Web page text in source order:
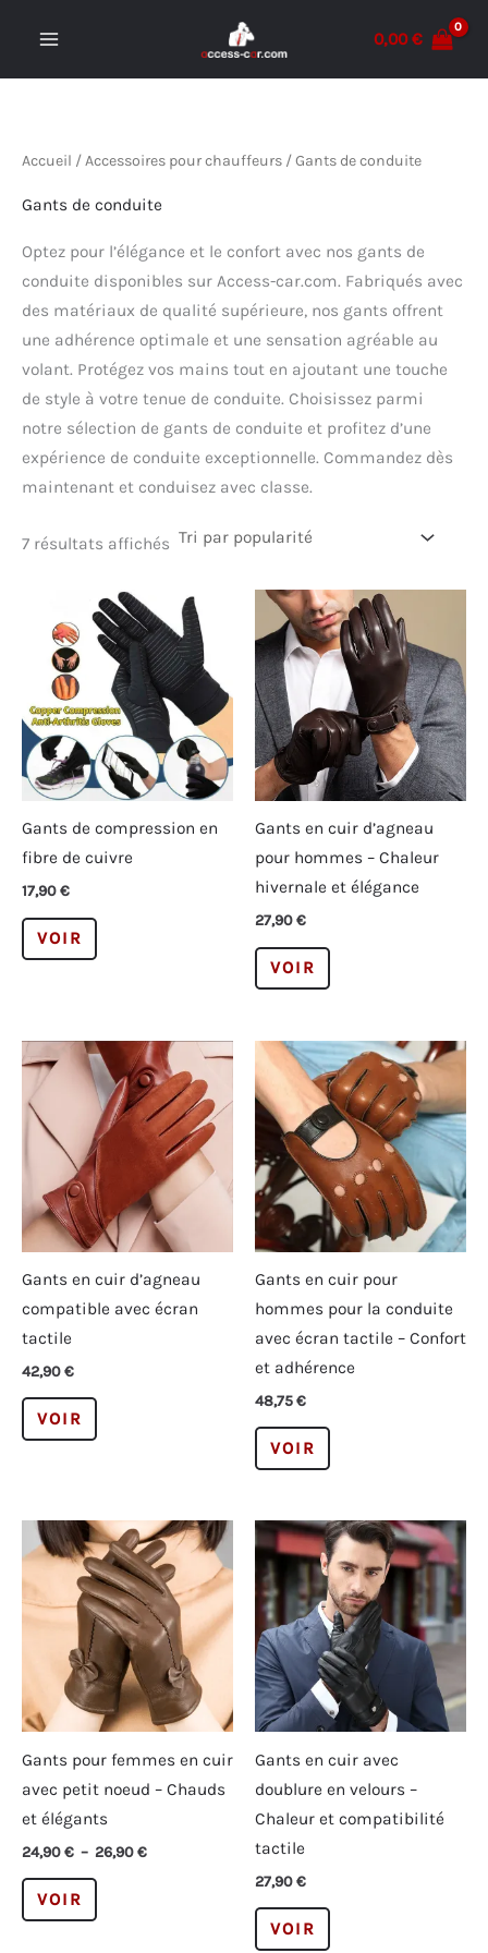
0,00€
Accueil /Accessoires pour chauffeurs / Gants de conduite
Gants de conduite
Optez pour l’élégance et le confort avec nos gants de
conduite disponibles sur Access-car.com. Fabriqués avec
des matériaux de qualité supérieure, nos gants offrent
une adhérence optimale et une sensation agréable au
volant. Protégez vos mains tout en ajoutant une touche
de style à votre tenue de conduite. Choisissez parmi
notre sélection de gants de conduite et profitez d’une
expérience de conduite exceptionnelle. Commandez dès
maintenant et conduisez avec classe.
7 résultats affichés Trié
Gants de compression en
fibre de cuivre
17,90€
VOIR
Ce
produit
variations.
Les
options
peuvent
être
choisies
sur
la
page
du
Gants en cuir d’agneau
pour hommes – Chaleur
hivernale et élégance
27,90€
VOIR
Ce
produit
plusieurs
variations.
Les
options
peuvent
être
choisies
sur
la
page
du
produit
Gants en cuir d’agneau
compatible avec écran
tactile
42,90€
VOIR
Ce
produit
variations.
Les
options
peuvent
être
choisies
sur
la
page
du
produit
Gants en cuir pour
hommes pour la conduite
avec écran tactile – Confort
et adhérence
48,75€
VOIR
Ce
produit
plusieurs
variations.
Les
options
peuvent
être
choisies
sur
la
page
du
Gants pour femmes en cuir
avec petit noeud – Chauds
et élégants
24,90€ – 26,90€Plage
VOIR
Ce
Gants en cuir avec
doublure en velours –
Chaleur et compatibilité
tactile
27,90€
VOIR
Ce